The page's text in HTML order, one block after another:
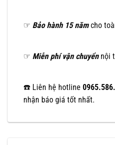
☞ Bảo hành 15 nămcho
☞ Miễn phí vận chuyểnnội
☎️ Liên hệ hotline
nhận báo giá tốt nhất.